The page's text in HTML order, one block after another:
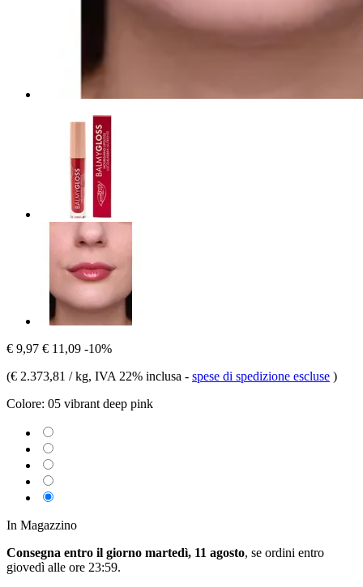
€ 9,97 € 11,09 -10%
(€ 2.373,81 / kg, IVA 22% inclusa - spese di spedizione escluse )
Colore: 05 vibrant deep pink
In Magazzino
Consegna entro il giorno martedì, 11 agosto, se ordini entro
giovedì alle ore 23:59.